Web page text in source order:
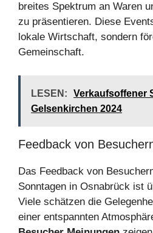
breites Spektrum an Waren
zu präsentieren. Diese
lokale Wirtschaft, sondern
Gemeinschaft.
LESEN:
Verkaufsoffener
Gelsenkirchen 2024
Feedback von
Das Feedback von
Sonntagen in Osnabrück ist
Viele schätzen die
einer entspannten